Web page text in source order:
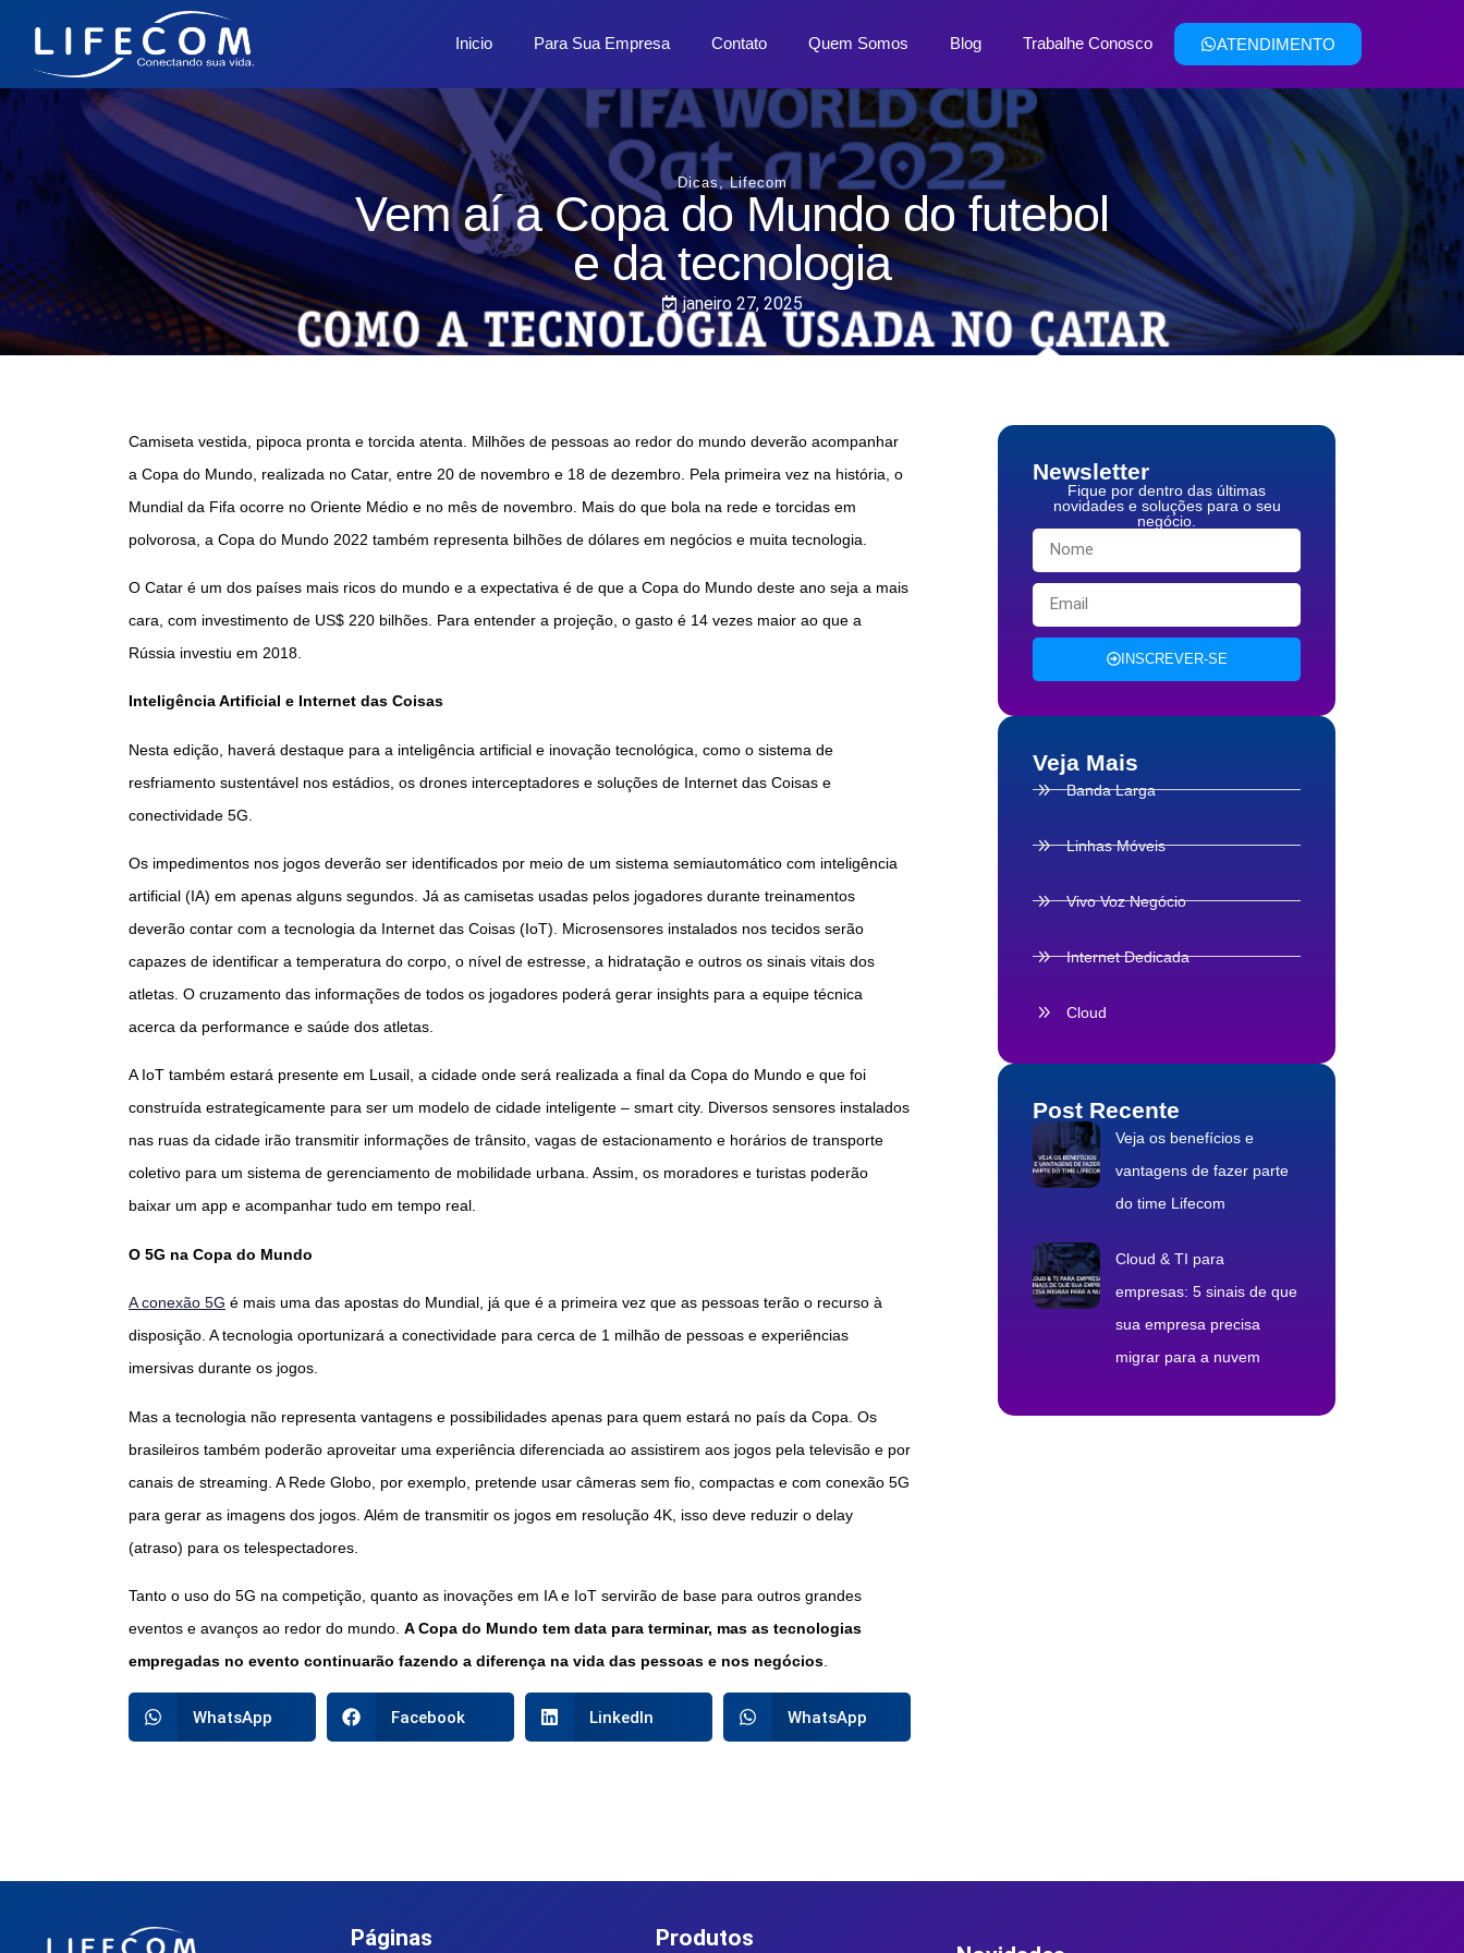
Inicio Para Sua Empresa Contato Quem Somos Blog Trabalhe Conosco ATENDIMENTO
Dicas,Lifecom
Vem aí a Copa do Mundo do futebol
e da tecnologia
janeiro 27, 2025
Camiseta vestida, pipoca pronta e torcida atenta. Milhões de pessoas ao redor do mundo deverão acompanhar
a Copa do Mundo, realizada no Catar, entre 20 de novembro e 18 de dezembro. Pela primeira vez na história, o
Mundial da Fifa ocorre no Oriente Médio e no mês de novembro. Mais do que bola na rede e torcidas em
polvorosa, a Copa do Mundo 2022 também representa bilhões de dólares em negócios e muita tecnologia.
O Catar é um dos países mais ricos do mundo e a expectativa é de que a Copa do Mundo deste ano seja a mais
cara, com investimento de US$ 220 bilhões. Para entender a projeção, o gasto é 14 vezes maior ao que a
Rússia investiu em 2018.
Inteligência Artificial e Internet das Coisas
Nesta edição, haverá destaque para a inteligência artificial e inovação tecnológica, como o sistema de
resfriamento sustentável nos estádios, os drones interceptadores e soluções de Internet das Coisas e
conectividade 5G.
Os impedimentos nos jogos deverão ser identificados por meio de um sistema semiautomático com inteligência
artificial (IA) em apenas alguns segundos. Já as camisetas usadas pelos jogadores durante treinamentos
deverão contar com a tecnologia da Internet das Coisas (IoT). Microsensores instalados nos tecidos serão
capazes de identificar a temperatura do corpo, o nível de estresse, a hidratação e outros os sinais vitais dos
atletas. O cruzamento das informações de todos os jogadores poderá gerar insights para a equipe técnica
acerca da performance e saúde dos atletas.
A IoT também estará presente em Lusail, a cidade onde será realizada a final da Copa do Mundo e que foi
construída estrategicamente para ser um modelo de cidade inteligente – smart city. Diversos sensores instalados
nas ruas da cidade irão transmitir informações de trânsito, vagas de estacionamento e horários de transporte
coletivo para um sistema de gerenciamento de mobilidade urbana. Assim, os moradores e turistas poderão
baixar um app e acompanhar tudo em tempo real.
O 5G na Copa do Mundo
A conexão 5G é mais uma das apostas do Mundial, já que é a primeira vez que as pessoas terão o recurso à
disposição. A tecnologia oportunizará a conectividade para cerca de 1 milhão de pessoas e experiências
imersivas durante os jogos.
Mas a tecnologia não representa vantagens e possibilidades apenas para quem estará no país da Copa. Os
brasileiros também poderão aproveitar uma experiência diferenciada ao assistirem aos jogos pela televisão e por
canais de streaming. A Rede Globo, por exemplo, pretende usar câmeras sem fio, compactas e com conexão 5G
para gerar as imagens dos jogos. Além de transmitir os jogos em resolução 4K, isso deve reduzir o delay
(atraso) para os telespectadores.
Tanto o uso do 5G na competição, quanto as inovações em IA e IoT servirão de base para outros grandes
eventos e avanços ao redor do mundo. A Copa do Mundo tem data para terminar, mas as tecnologias
empregadas no evento continuarão fazendo a diferença na vida das pessoas e nos negócios
WhatsApp Facebook LinkedIn WhatsApp
Newsletter
Fique por dentro das últimas
novidades e soluções para o seu
negócio.
INSCREVER-SE
Veja Mais
Banda Larga
Linhas Móveis
Vivo Voz Negócio
Internet Dedicada
Cloud
Post Recente
Veja os benefícios e
vantagens de fazer parte
do time Lifecom
Cloud & TI para
empresas: 5 sinais de que
sua empresa precisa
migrar para a nuvem
Páginas Produtos